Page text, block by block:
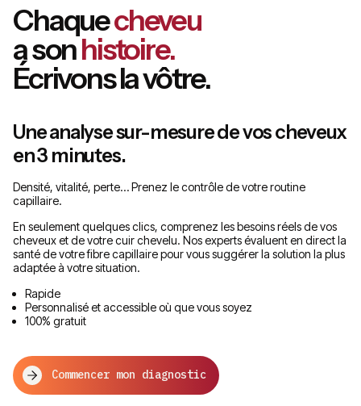
Chaquecheveu
a sonhistoire.
Écrivons la vôtre.
Une analyse sur-mesure de vos cheveux
en 3 minutes.
Densité, vitalité, perte… Prenez le contrôle de votre routine
capillaire.
En seulement quelques clics, comprenez les besoins réels de vos
cheveux et de votre cuir chevelu. Nos experts évaluent en direct la
santé de votre fibre capillaire pour vous suggérer la solution la plus
adaptée à votre situation.
Rapide
Personnalisé et accessible où que vous soyez
100% gratuit
Commencer mon diagnostic